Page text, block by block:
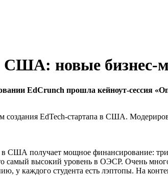
США: новые бизнес-
EdCrunch прошла кейноут-сессия
EdTech-стартапа в США.
США получает мощное финансирование:
самый высокий уровень в ОЭСР. Очень
у каждого студента есть лэптопы. На